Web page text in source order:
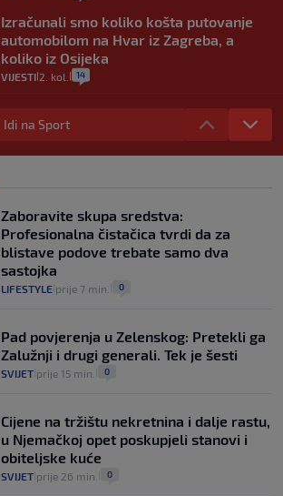
Izračunali smo koliko košta putovanje
automobilom na Hvar iz Zagreba, a
koliko iz Osijeka
VIJESTI 2. kol. 14
"Kći je otišla na more, a zaboravila
zdravstvenu iskaznicu". Kakva su prava
pacijenata izvan mjesta prebivališta?
VIJESTI 1. kol. 1
se dogodilo ništa. Vlada se zaljubila u te
intervencije"
VIJESTI 30. srp. 25
Idi na Sport
Zaboravite skupa sredstva:
Profesionalna čistačica tvrdi da za
blistave podove trebate samo dva
sastojka
LIFESTYLE prije 7 min. 0
Pad povjerenja u Zelenskog: Pretekli ga
Zalužnji i drugi generali. Tek je šesti
SVIJET prije 15 min. 0
Cijene na tržištu nekretnina i dalje rastu,
u Njemačkoj opet poskupjeli stanovi i
obiteljske kuće
SVIJET prije 26 min. 0